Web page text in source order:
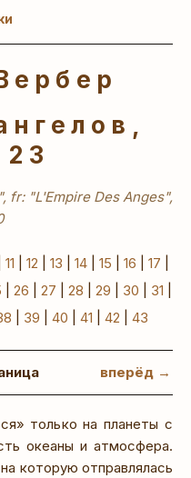
fr: "L'Empire Des Anges",
11 12 13 14 15 16 17
26 27 28 29 30 31
39 40 41 42 43
вперёд →
только на планеты с
океаны и атмосфера.
которую отправлялась